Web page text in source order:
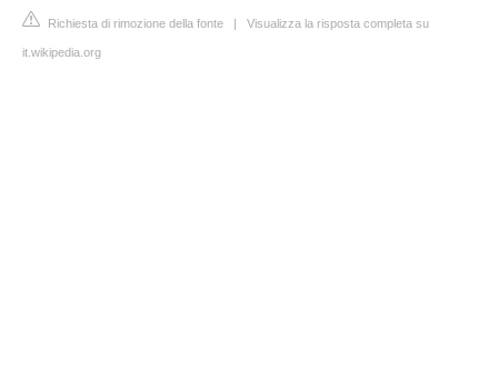
Richiesta di rimozione della fonte | Visualizza la risposta completa su
it.wikipedia.org